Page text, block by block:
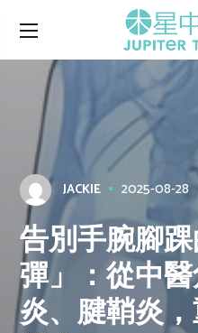
JACKIE 2025-08-28
告別手腕腳
彈」：從中
炎、腱鞘炎